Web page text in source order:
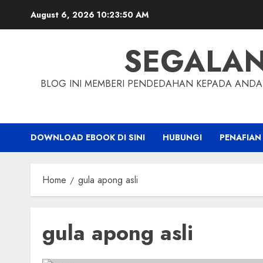
August 6, 2026 10:23:51 AM
BLOG INI MEMBERI PENDEDAHAN KEPADA
DOWNLOAD EBOOK DI SINI HUBUNGI PENAFIAN
Home gula apong asli
gula apong asli